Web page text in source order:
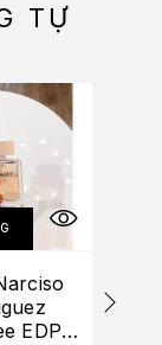
TỰ
EDP